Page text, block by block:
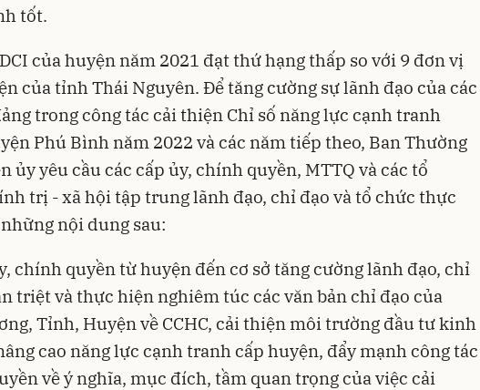
tốt.
của huyện năm 2021 đạt thứ hạng thấp so với 9 đơn vị
của tỉnh Thái Nguyên. Để tăng cường sự lãnh đạo của các
trong công tác cải thiện Chỉ số năng lực cạnh tranh
Phú Bình năm 2022 và các năm tiếp theo, Ban Thường
ủy yêu cầu các cấp ủy, chính quyền, MTTQ và các tổ
trị - xã hội tập trung lãnh đạo, chỉ đạo và tổ chức thực
nội dung sau:
chính quyền từ huyện đến cơ sở tăng cường lãnh đạo, chỉ
triệt và thực hiện nghiêm túc các văn bản chỉ đạo của
Tỉnh, Huyện về CCHC, cải thiện môi trường đầu tư kinh
cao năng lực cạnh tranh cấp huyện, đẩy mạnh công tác
về ý nghĩa, mục đích, tầm quan trọng của việc cải